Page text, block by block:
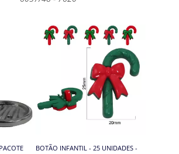
BOTÃO INFANTIL - 25 UNIDADES -